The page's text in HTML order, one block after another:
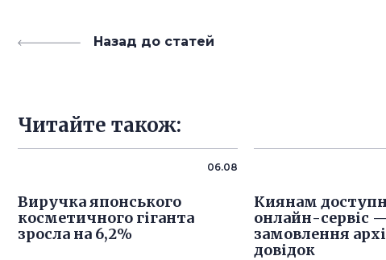
Назад до статей
Читайте також:
06.08
Виручка японського
косметичного гіганта
зросла на 6,2%
Киянам
онлайн-сервіс
замовлення
довідок